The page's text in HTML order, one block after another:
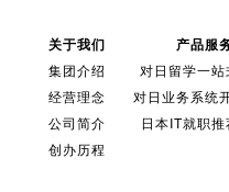
关于我们
集团介绍
经营理念
公司简介
创办历程
产品服
对日留学一
对日业务系统
日本IT就职推